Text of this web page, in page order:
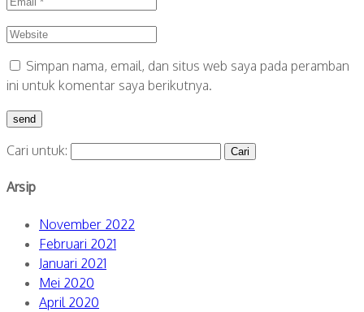
Simpan nama, email, dan situs web saya pada peramban
ini untuk komentar saya berikutnya.
Cari untuk:
Arsip
November 2022
Februari 2021
Januari 2021
Mei 2020
April 2020